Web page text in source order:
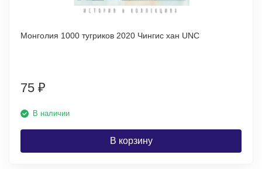
Монголия 1000 тугриков 2020 Чингис хан UNC
75 ₽
В наличии
В корзину